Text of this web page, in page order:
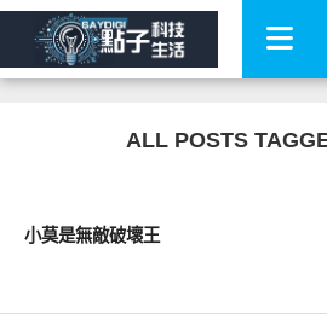
ALL POSTS
小莫是無敵破壞王